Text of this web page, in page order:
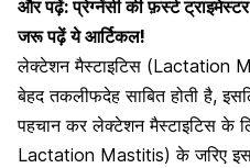
और पढ़ें:प्रेग्नेंसी की फ़र्स्ट
जरू पढ़ें ये आर्टिकल!
लेक्टेशन मैस्टाइटिस (Lactation
बेहद तकलीफदेह साबित होती है,
पहचान कर लेक्टेशन मैस्टाइटिस के
Lactation Mastitis) केजरिए